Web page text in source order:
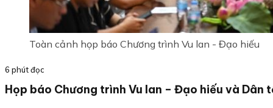
Toàn cảnh họp báo Chương trình Vu lan - Đạo hiếu
6 phút đọc
Họp báo Chương trình Vu lan – Đạo hiếu và Dân